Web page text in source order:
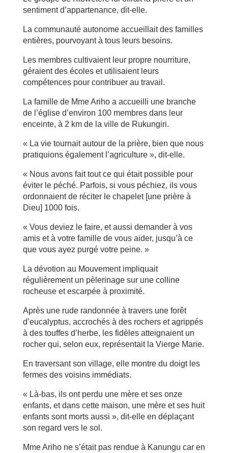
sentiment d’appartenance, dit-elle.
La communauté autonome accueillait des familles
entières, pourvoyant à tous leurs besoins.
Les membres cultivaient leur propre nourriture,
géraient des écoles et utilisaient leurs
compétences pour contribuer au travail.
La famille de Mme Ariho a accueilli une branche
de l’église d’environ 100 membres dans leur
enceinte, à 2 km de la ville de Rukungiri.
« La vie tournait autour de la prière, bien que nous
pratiquions également l’agriculture », dit-elle.
« Nous avons fait tout ce qui était possible pour
éviter le péché. Parfois, si vous péchiez, ils vous
ordonnaient de réciter le chapelet [une prière à
Dieu] 1000 fois.
« Vous deviez le faire, et aussi demander à vos
amis et à votre famille de vous aider, jusqu’à ce
que vous ayez purgé votre peine. »
La dévotion au Mouvement impliquait
régulièrement un pèlerinage sur une colline
rocheuse et escarpée à proximité.
Après une rude randonnée à travers une forêt
d’eucalyptus, accrochés à des rochers et agrippés
à des touffes d’herbe, les fidèles atteignaient un
rocher qui, selon eux, représentait la Vierge Marie.
En traversant son village, elle montre du doigt les
fermes des voisins immédiats.
« Là-bas, ils ont perdu une mère et ses onze
enfants, et dans cette maison, une mère et ses huit
enfants sont morts aussi », dit-elle en déplaçant
son regard vers le sol.
Mme Ariho ne s’était pas rendue à Kanungu car en